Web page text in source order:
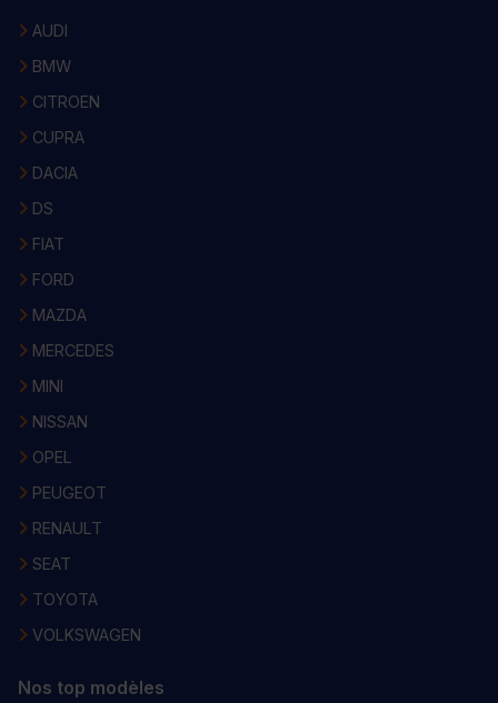
AUDI
BMW
CITROEN
CUPRA
DACIA
DS
FIAT
FORD
MAZDA
MERCEDES
MINI
NISSAN
OPEL
PEUGEOT
RENAULT
SEAT
TOYOTA
VOLKSWAGEN
Nos top modèles